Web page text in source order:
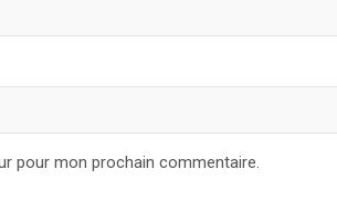
pour mon prochain commentaire.